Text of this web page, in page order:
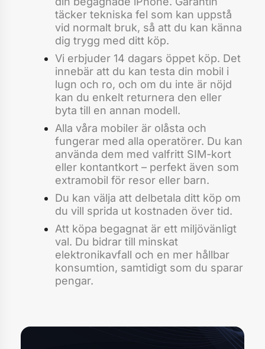
täcker tekniska fel som kan uppstå
vid normalt bruk, så att du kan känna
dig trygg med ditt köp.
Vi erbjuder 14 dagars öppet köp. Det
innebär att du kan testa din mobil i
lugn och ro, och om du inte är nöjd
kan du enkelt returnera den eller
byta till en annan modell.
Alla våra mobiler är olåsta och
fungerar med alla operatörer. Du kan
använda dem med valfritt SIM-kort
eller kontantkort – perfekt även som
extramobil för resor eller barn.
Du kan välja att delbetala ditt köp om
du vill sprida ut kostnaden över tid.
Att köpa begagnat är ett miljövänligt
val. Du bidrar till minskat
elektronikavfall och en mer hållbar
konsumtion, samtidigt som du sparar
pengar.